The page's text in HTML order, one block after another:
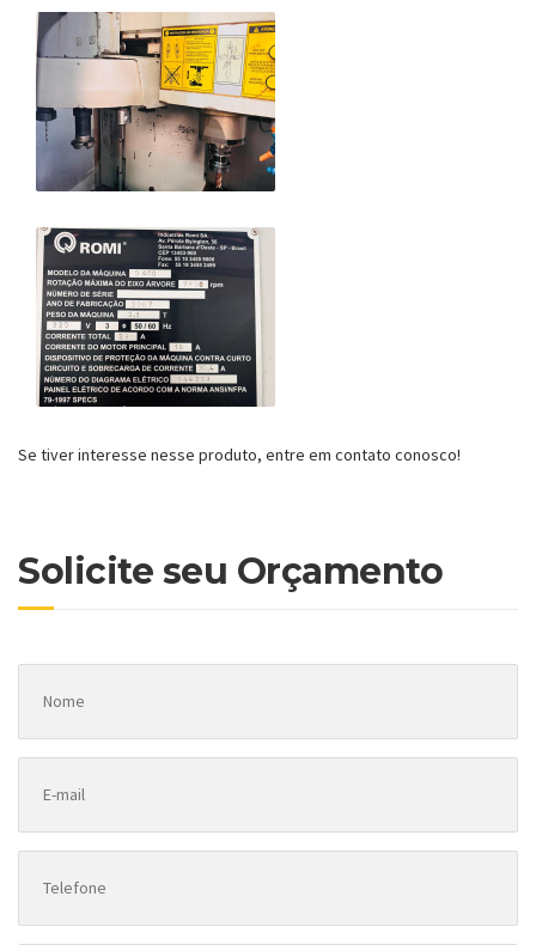
Se tiver interesse nesse produto, entre em contato conosco!
Solicite seu Orçamento